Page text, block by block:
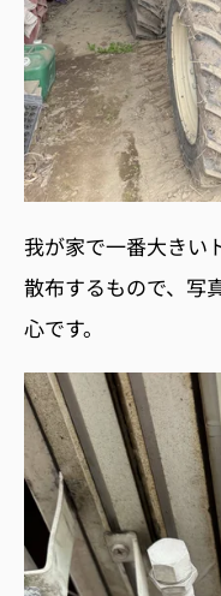
我が家で一番大きい
散布するもので、写
心です。